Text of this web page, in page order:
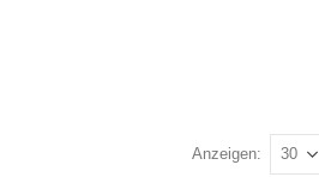
Anzeigen